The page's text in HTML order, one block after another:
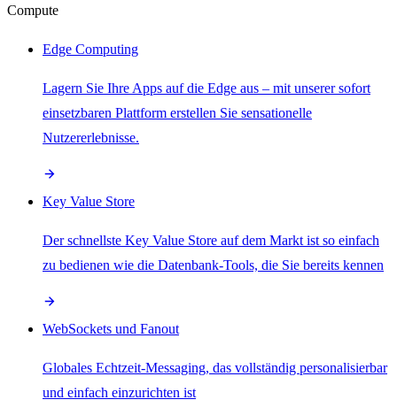
Compute
Edge Computing
Lagern Sie Ihre Apps auf die Edge aus – mit unserer sofort
einsetzbaren Plattform erstellen Sie sensationelle
Nutzererlebnisse.
Key Value Store
Der schnellste Key Value Store auf dem Markt ist so einfach
zu bedienen wie die Datenbank-Tools, die Sie bereits kennen
WebSockets und Fanout
Globales Echtzeit-Messaging, das vollständig personalisierbar
und einfach einzurichten ist